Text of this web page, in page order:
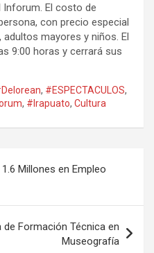
Inforum. El costo de
con precio especial
mayores y niños. El
9:00 horas y cerrará sus
, #ESPECTACULOS,
, #Irapuato, Cultura
Millones en Empleo
Formación Técnica en
Museografía